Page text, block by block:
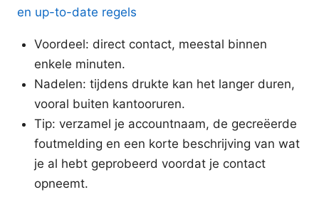
en up-to-date regels
Voordeel: direct contact, meestal binnen
enkele minuten.
Nadelen: tijdens drukte kan het langer duren,
vooral buiten kantooruren.
Tip: verzamel je accountnaam, de gecreëerde
foutmelding en een korte beschrijving van wat
je al hebt geprobeerd voordat je contact
opneemt.